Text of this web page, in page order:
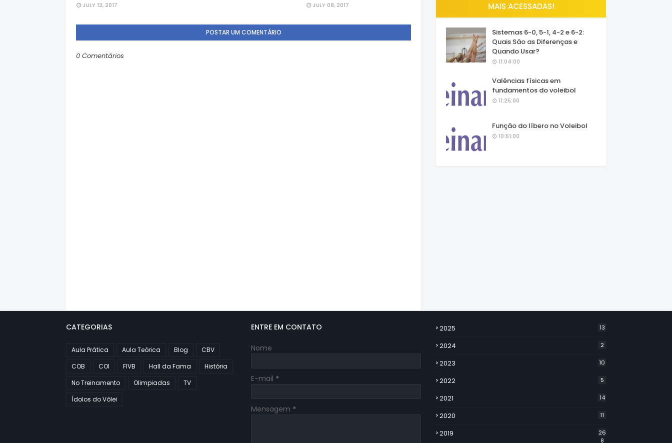
JULY 12, 2017 JULY 08, 2017
POSTAR UM COMENTÁRIO
0 Comentários
MAIS ACESSADAS!
Sistemas 6-0, 5-1, 4-2 e 6-2:
Quais São as Diferenças e
Quando Usar?
11:04:00
Valências físicas em
fundamentos do voleibol
11:25:00
Função do líbero no Voleibol
10:51:00
CATEGORIAS
Aula Prática Aula Teórica Blog
CBV
COB
COI FIVB Hall da Fama
História
No Treinamento
Olimpiadas
TV
Ídolos do Vôlei
ENTRE EM CONTATO
Nome
E-mail *
Mensagem *
2025 13
2024 2
2023 10
2022 5
2021 14
2020 11
2019
26
8